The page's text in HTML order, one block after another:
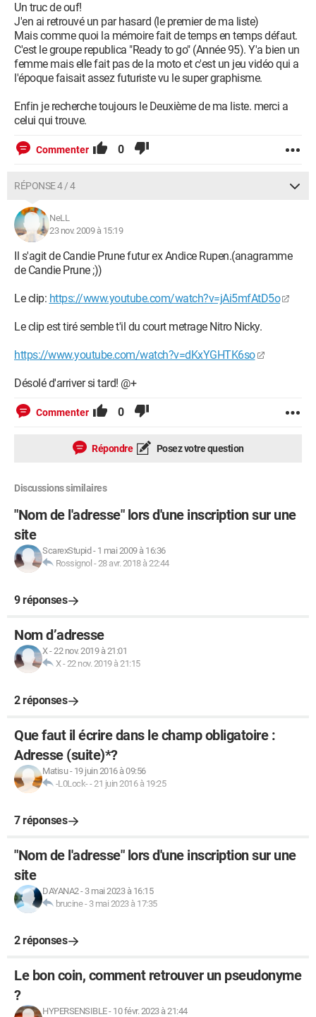
Un truc de ouf!
J'en ai retrouvé un par hasard (le premier de ma liste)
Mais comme quoi la mémoire fait de temps en temps défaut.
C'est le groupe republica "Ready to go" (Année 95). Y'a bien un
femme mais elle fait pas de la moto et c'est un jeu vidéo qui a
l'époque faisait assez futuriste vu le super graphisme.
Enfin je recherche toujours le Deuxième de ma liste. merci a
celui qui trouve.
Commenter 0
RÉPONSE 4 / 4
NeLL
23 nov. 2009 à 15:19
Il s'agit de Candie Prune futur ex Andice Rupen.(anagramme
de Candie Prune ;))
Le clip: https://www.youtube.com/watch?v=jAi5mfAtD5o
Le clip est tiré semble t'il du court metrage Nitro Nicky.
https://www.youtube.com/watch?v=dKxYGHTK6so
Désolé d'arriver si tard! @+
Commenter 0
Répondre Posez votre question
Discussions similaires
"Nom de l'adresse" lors d'une inscription sur une
site
ScarexStupid - 1 mai 2009 à 16:36
Rossignol -28 avr. 2018 à 22:44
9 réponses
Nom d’adresse
X-22 nov. 2019 à 21:01
X-22 nov. 2019 à 21:15
2 réponses
Que faut il écrire dans le champ obligatoire :
Adresse (suite)*?
Matisu- 19 juin 2016 à 09:56
-L0Lock--21 juin 2016 à 19:25
7 réponses
"Nom de l'adresse" lors d'une inscription sur une
site
DAYANA2- 3 mai 2023 à 16:15
brucine- 3 mai 2023 à 17:35
2 réponses
Le bon coin, comment retrouver un pseudonyme
?
HYPERSENSIBLE- 10 févr. 2023 à 21:44